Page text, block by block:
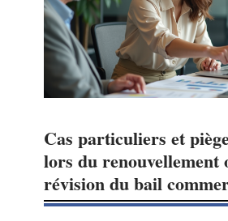
Cas particuliers et
lors du renouvellement
révision du bail